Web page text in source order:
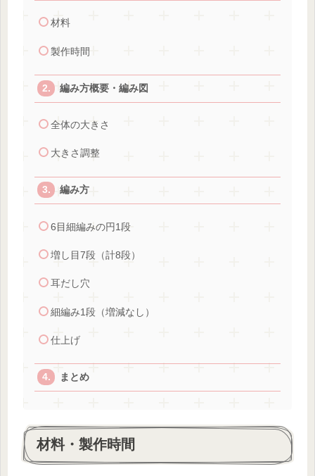
材料
製作時間
編み方概要・編み図
全体の大きさ
大きさ調整
編み方
6目細編みの円1段
増し目7段（計8段）
耳だし穴
細編み1段（増減なし）
仕上げ
まとめ
材料・製作時間